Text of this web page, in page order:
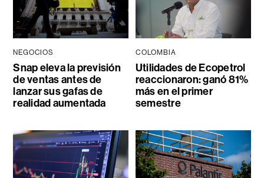
NEGOCIOS
Snap eleva la previsión
de ventas antes de
lanzar sus gafas de
realidad aumentada
COLOMBIA
Utilidades de Ecopetrol
reaccionaron: ganó 81%
más en el primer
semestre